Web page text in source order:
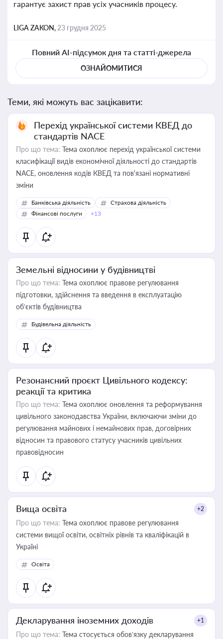
гарантує захист прав усіх учасників процесу.
LIGA ZAKON, 23 грудня 2025
Повний AI-підсумок дня та статті-джерела
ОЗНАЙОМИТИСЯ
Теми, які можуть вас зацікавити:
Перехід української системи КВЕД до
стандартів NACE
Про що тема: Тема охоплює перехід української системи
класифікації видів економічної діяльності до стандартів
NACE, оновлення кодів КВЕД та пов'язані нормативні
зміни
Банківська діяльність
Страхова діяльність
Фінансові послуги
+13
Земельні відносини у будівництві
Про що тема: Тема охоплює правове регулювання
підготовки, здійснення та введення в експлуатацію
об’єктів будівництва
Будівельна діяльність
Резонансний проєкт Цивільного кодексу:
реакції та критика
Про що тема: Тема охоплює оновлення та реформування
цивільного законодавства України, включаючи зміни до
регулювання майнових і немайнових прав, договірних
відносин та правового статусу учасників цивільних
правовідносин
Вища освіта +2
Про що тема: Тема охоплює правове регулювання
системи вищої освіти, освітніх рівнів та кваліфікацій в
Україні
Освіта
Декларування іноземних доходів +1
Про що тема: Тема стосується обов’язку декларування